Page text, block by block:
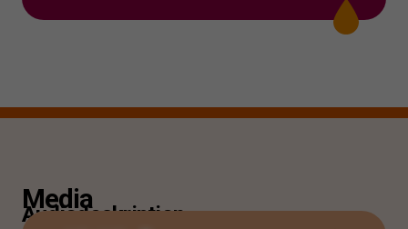
Media
Audiodeskription